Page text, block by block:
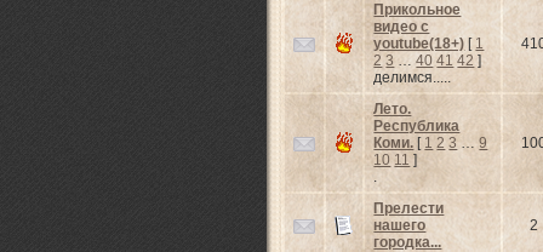
Прикольное
видео с
youtube(18+) [ 1
2 3 …40 41 42 ]
делимся.....
Лето.
Республика
Коми. [ 1 2 3 …9
10 11 ]
.
Прелести
нашего
городка...
2